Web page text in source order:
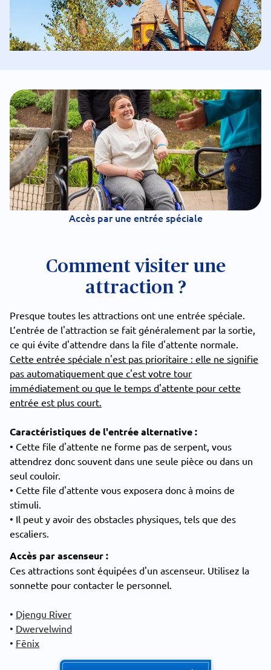
Accès par une entrée spéciale
Comment visiter une
attraction ?
Presque toutes les attractions ont une entrée spéciale.
L’entrée de l'attraction se fait généralement par la sortie,
ce qui évite d'attendre dans la file d'attente normale.
Cette entrée spéciale n'est pas prioritaire : elle ne signifie
pas automatiquement que c'est votre tour
immédiatement ou que le temps d'attente pour cette
entrée est plus court.
Caractéristiques de l'entrée alternative :
• Cette file d'attente ne forme pas de serpent, vous
attendrez donc souvent dans une seule pièce ou dans un
seul couloir.
• Cette file d'attente vous exposera donc à moins de
stimuli.
• Il peut y avoir des obstacles physiques, tels que des
escaliers.
Accès par ascenseur :
Ces attractions sont équipées d'un ascenseur. Utilisez la
sonnette pour contacter le personnel.
• Djengu River
• Dwervelwind
• Fēnix